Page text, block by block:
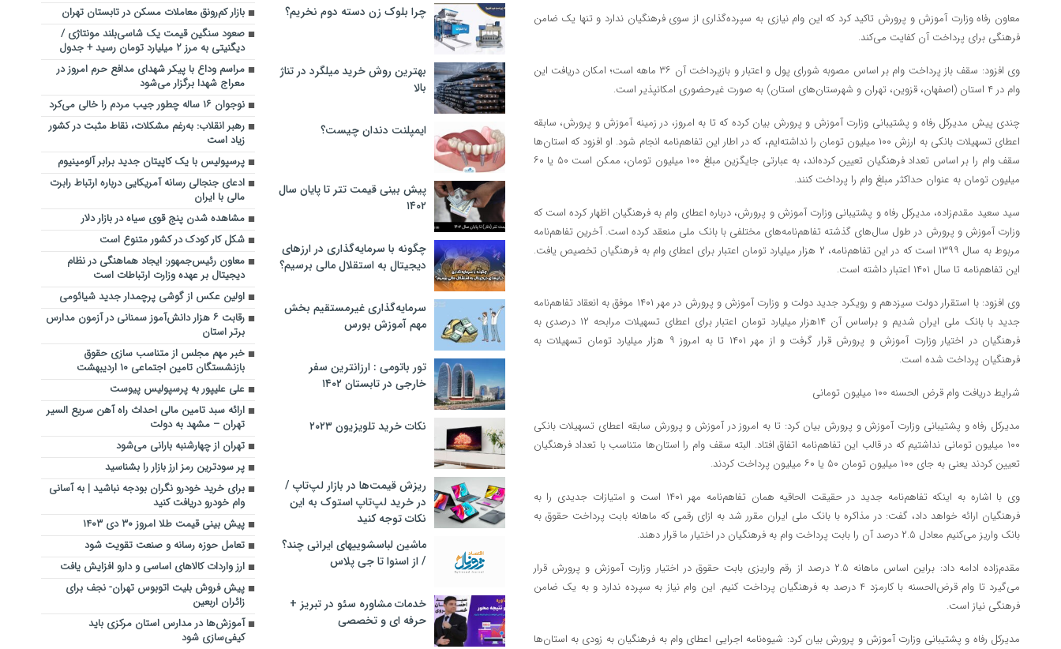
معاون رفاه وزارت آموزش و پرورش تاکید کرد که این وام نیازی به سپرده‌گذاری از سوی فرهنگیان ندارد و تنها یک ضامن
فرهنگی برای پرداخت آن کفایت می‌کند.
وی افزود: سقف باز پرداخت وام بر اساس مصوبه شورای پول و اعتبار و بازپرداخت آن ۳۶ ماهه است؛ امکان دریافت این
وام در ۴ استان (اصفهان، قزوین، تهران و شهرستان‌های استان) به صورت غیرحضوری امکانپذیر است.
چندی پیش مدیرکل رفاه و پشتیبانی وزارت آموزش و پرورش بیان کرده که تا به امروز، در زمینه آموزش و پرورش، سابقه
اعطای تسهیلات بانکی به ارزش ۱۰۰ میلیون تومان را نداشته‌ایم، که در اطار این تفاهم‌نامه انجام شود. او افزود که استان‌ها
سقف وام را بر اساس تعداد فرهنگیان تعیین کرده‌اند، به عبارتی جایگزین مبلغ ۱۰۰ میلیون تومان، ممکن است ۵۰ یا ۶۰
میلیون تومان به عنوان حداکثر مبلغ وام را پرداخت کنند.
سید سعید مقدم‌زاده، مدیرکل رفاه و پشتیبانی وزارت آموزش و پرورش، درباره اعطای وام به فرهنگیان اظهار کرده است که
وزارت آموزش و پرورش در طول سال‌های گذشته تفاهم‌نامه‌های مختلفی با بانک ملی منعقد کرده است. آخرین تفاهم‌نامه
مربوط به سال ۱۳۹۹ است که در این تفاهم‌نامه، ۲ هزار میلیارد تومان اعتبار برای اعطای وام به فرهنگیان تخصیص یافت.
این تفاهم‌نامه تا سال ۱۴۰۱ اعتبار داشته است.
وی افزود: با استقرار دولت سیزدهم و رویکرد جدید دولت و وزارت آموزش و پرورش در مهر ۱۴۰۱ موفق به انعقاد تفاهم‌نامه
جدید با بانک ملی ایران شدیم و براساس آن ۱۴هزار میلیارد تومان اعتبار برای اعطای تسهیلات مرابحه ۱۲ درصدی به
فرهنگیان در اختیار وزارت آموزش و پرورش قرار گرفت و از مهر ۱۴۰۱ تا به امروز ۹ هزار میلیارد تومان تسهیلات به
فرهنگیان پرداخت شده است.
شرایط دریافت وام قرض الحسنه ۱۰۰ میلیون تومانی
مدیرکل رفاه و پشتیبانی وزارت آموزش و پرورش بیان کرد: تا به امروز در آموزش و پرورش سابقه اعطای تسهیلات بانکی
۱۰۰ میلیون تومانی نداشتیم که در قالب این تفاهم‌نامه اتفاق افتاد. البته سقف وام را استان‌ها متناسب با تعداد فرهنگیان
تعیین کردند یعنی به جای ۱۰۰ میلیون تومان ۵۰ یا ۶۰ میلیون پرداخت کردند.
وی با اشاره به اینکه تفاهم‌نامه جدید در حقیقت الحاقیه همان تفاهم‌نامه مهر ۱۴۰۱ است و امتیازات جدیدی را به
فرهنگیان ارائه خواهد داد، گفت: در مذاکره با بانک ملی ایران مقرر شد به ازای رقمی که ماهانه بابت پرداخت حقوق به
بانک واریز می‌کنیم معادل ۲.۵ درصد آن را بابت پرداخت وام به فرهنگیان در اختیار ما قرار دهند.
مقدم‌زاده ادامه داد: براین اساس ماهانه ۲.۵ درصد از رقم واریزی بابت حقوق در اختیار وزارت آموزش و پرورش قرار
می‌گیرد تا وام قرض‌الحسنه با کارمزد ۴ درصد به فرهنگیان پرداخت کنیم. این وام نیاز به سپرده ندارد و به یک ضامن
فرهنگی نیاز است.
مدیرکل رفاه و پشتیبانی وزارت آموزش و پرورش بیان کرد: شیوه‌نامه اجرایی اعطای وام به فرهنگیان به زودی به استان‌ها
چرا بلوک زن دسته دوم نخریم؟
بهترین روش خرید میلگرد در تناژ
بالا
ایمپلنت دندان چیست؟
پیش بینی قیمت تتر تا پایان سال
۱۴۰۲
چگونه با سرمایه‌گذاری در ارزهای
دیجیتال به استقلال مالی برسیم؟
سرمایه‌گذاری غیرمستقیم بخش
مهم آموزش بورس
تور باتومی : ارزانترین سفر
خارجی در تابستان ۱۴۰۲
نکات خرید تلویزیون ۲۰۲۳
ریزش قیمت‌ها در بازار لپ‌تاپ /
در خرید لپ‌تاپ استوک به این
نکات توجه کنید
ماشین لباسشویی‎های ایرانی چند؟
/ از اسنوا تا جی پلاس
خدمات مشاوره سئو در تبریز +
حرفه ای و تخصصی
بازار کم‌رونق معاملات مسکن در تابستان تهران
صعود سنگین قیمت یک شاسی‌بلند مونتاژی /
دیگنیتی به مرز ۲ میلیارد تومان رسید + جدول
مراسم وداع با پیکر شهدای مدافع حرم امروز در
معراج شهدا برگزار می‌شود
نوجوان ۱۶ ساله چطور جیب مردم را خالی می‌کرد
رهبر انقلاب: به‌رغم مشکلات، نقاط مثبت در کشور
زیاد است
پرسپولیس با یک کاپیتان جدید برابر آلومینیوم
ادعای جنجالی رسانه آمریکایی درباره ارتباط رابرت
مالی با ایران
مشاهده شدن پنج قوی سیاه در بازار دلار
شکل کار کودک در کشور متنوع است
معاون رئیس‌جمهور: ایجاد هماهنگی در نظام
دیجیتال بر عهده وزارت ارتباطات است
اولین عکس از گوشی پرچمدار جدید شیائومی
رقابت ۶ هزار دانش‌آموز سمنانی در آزمون مدارس
برتر استان
خبر مهم مجلس از متناسب سازی حقوق
بازنشستگان تامین اجتماعی ۱۰ اردیبهشت
علی علیپور به پرسپولیس پیوست
ارائه سبد تامین مالی احداث راه آهن سریع السیر
تهران – مشهد به دولت
تهران از چهارشنبه بارانی می‌شود
پر سودترین رمز ارز بازار را بشناسید
برای خرید خودرو نگران بودجه نباشید | به آسانی
وام خودرو دریافت کنید
پیش بینی قیمت طلا امروز ۳۰ دی ۱۴۰۳
تعامل حوزه رسانه و صنعت تقویت شود
ارز واردات کالاهای اساسی و دارو افزایش یافت
پیش فروش بلیت اتوبوس تهران- نجف برای
زائران اربعین
آموزش‌‌ها در مدارس استان مرکزی باید
کیفی‌سازی شود